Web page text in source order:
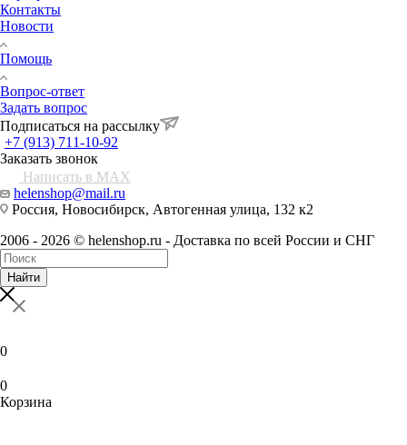
Контакты
Новости
Помощь
Вопрос-ответ
Задать вопрос
Подписаться на рассылку
+7 (913) 711-10-92
Заказать звонок
Написать в MAX
helenshop@mail.ru
Россия, Новосибирск, Автогенная улица, 132 к2
2006 - 2026 © helenshop.ru - Доставка по всей России и СНГ
Найти
0
0
Корзина